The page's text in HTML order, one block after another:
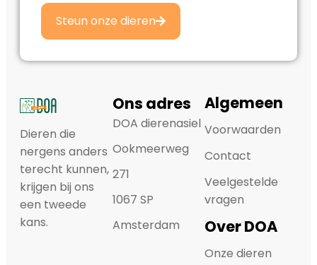
Steun onze dieren
Dieren die
nergens anders
terecht kunnen,
krijgen bij ons
een tweede
kans.
Ons adres
DOA dierenasiel
Ookmeerweg
271
1067 SP
Amsterdam
Algemeen
Voorwaarden
Contact
Veelgestelde
vragen
Over DOA
Onze dieren